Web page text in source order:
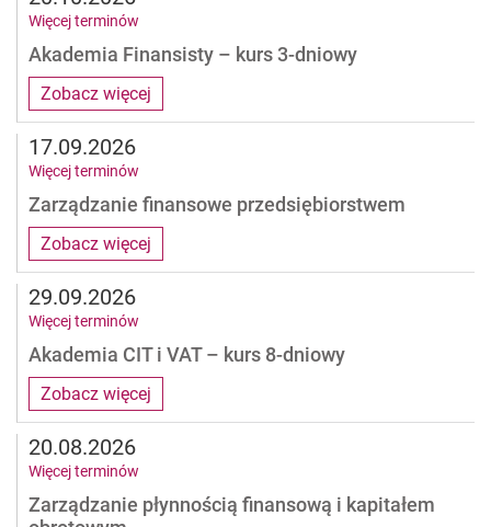
Zobacz więcej
Akademia Finansisty – kurs 3-dniowy
Więcej terminów
Zobacz więcej
Zarządzanie finansowe przedsiębiorstwem
17.09.2026
Więcej terminów
Zobacz więcej
Akademia CIT i VAT – kurs 8-dniowy
29.09.2026
Więcej terminów
Zarządzanie płynnością finansową i kapitałem
20.08.2026
Więcej terminów